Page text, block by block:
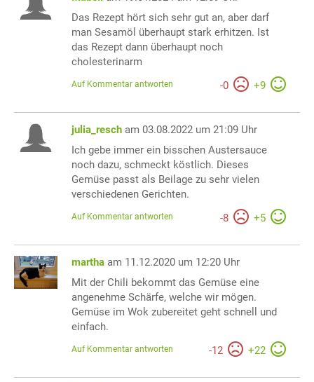
Das Rezept hört sich sehr gut an, aber darf
man Sesamöl überhaupt stark erhitzen. Ist
das Rezept dann überhaupt noch
cholesterinarm
-0 +9
Auf Kommentar antworten
julia_resch am 03.08.2022 um 21:09 Uhr
Ich gebe immer ein bisschen Austersauce
noch dazu, schmeckt köstlich. Dieses
Gemüse passt als Beilage zu sehr vielen
verschiedenen Gerichten.
-8 +5
Auf Kommentar antworten
martha am 11.12.2020 um 12:20 Uhr
Mit der Chili bekommt das Gemüse eine
angenehme Schärfe, welche wir mögen.
Gemüse im Wok zubereitet geht schnell und
einfach.
-12 +22
Auf Kommentar antworten